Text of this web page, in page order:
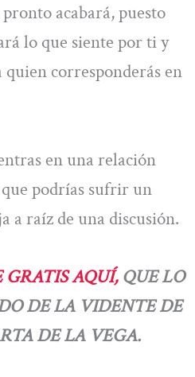
acabará, puesto
lo que siente por ti y
quien corresponderás en
en una relación
podrías sufrir un
a raíz de una discusión.
GRATIS AQUÍ,QUE LO
DE LA VIDENTE DE
DE LA VEGA.